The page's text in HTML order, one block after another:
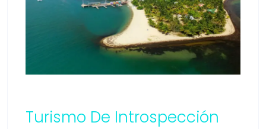
Turismo De Introspección